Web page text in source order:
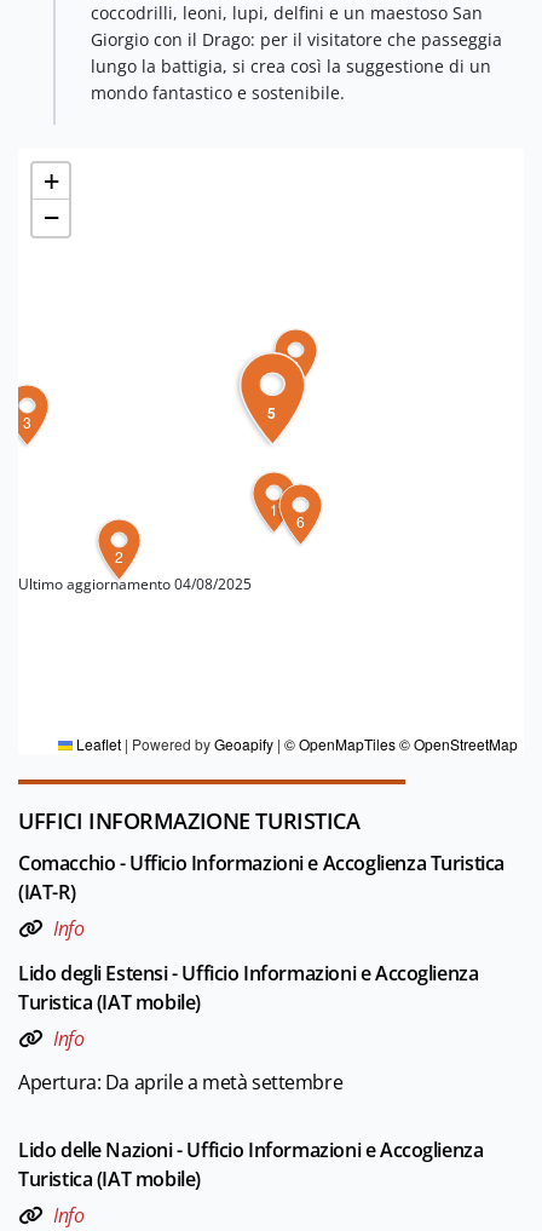
coccodrilli, leoni, lupi, delfini e un maestoso San
Giorgio con il Drago: per il visitatore che passeggia
lungo la battigia, si crea così la suggestione di un
mondo fantastico e sostenibile.
1
2
3
4
5
6
+
−
Leaflet | Powered byGeoapify | © OpenMapTiles© OpenStreetMap
Ultimo aggiornamento 04/08/2025
UFFICI INFORMAZIONE TURISTICA
Comacchio - Ufficio Informazioni e Accoglienza Turistica
(IAT-R)
Info
Lido degli Estensi - Ufficio Informazioni e Accoglienza
Turistica (IAT mobile)
Info
Apertura: Da aprile a metà settembre
Lido delle Nazioni - Ufficio Informazioni e Accoglienza
Turistica (IAT mobile)
Info